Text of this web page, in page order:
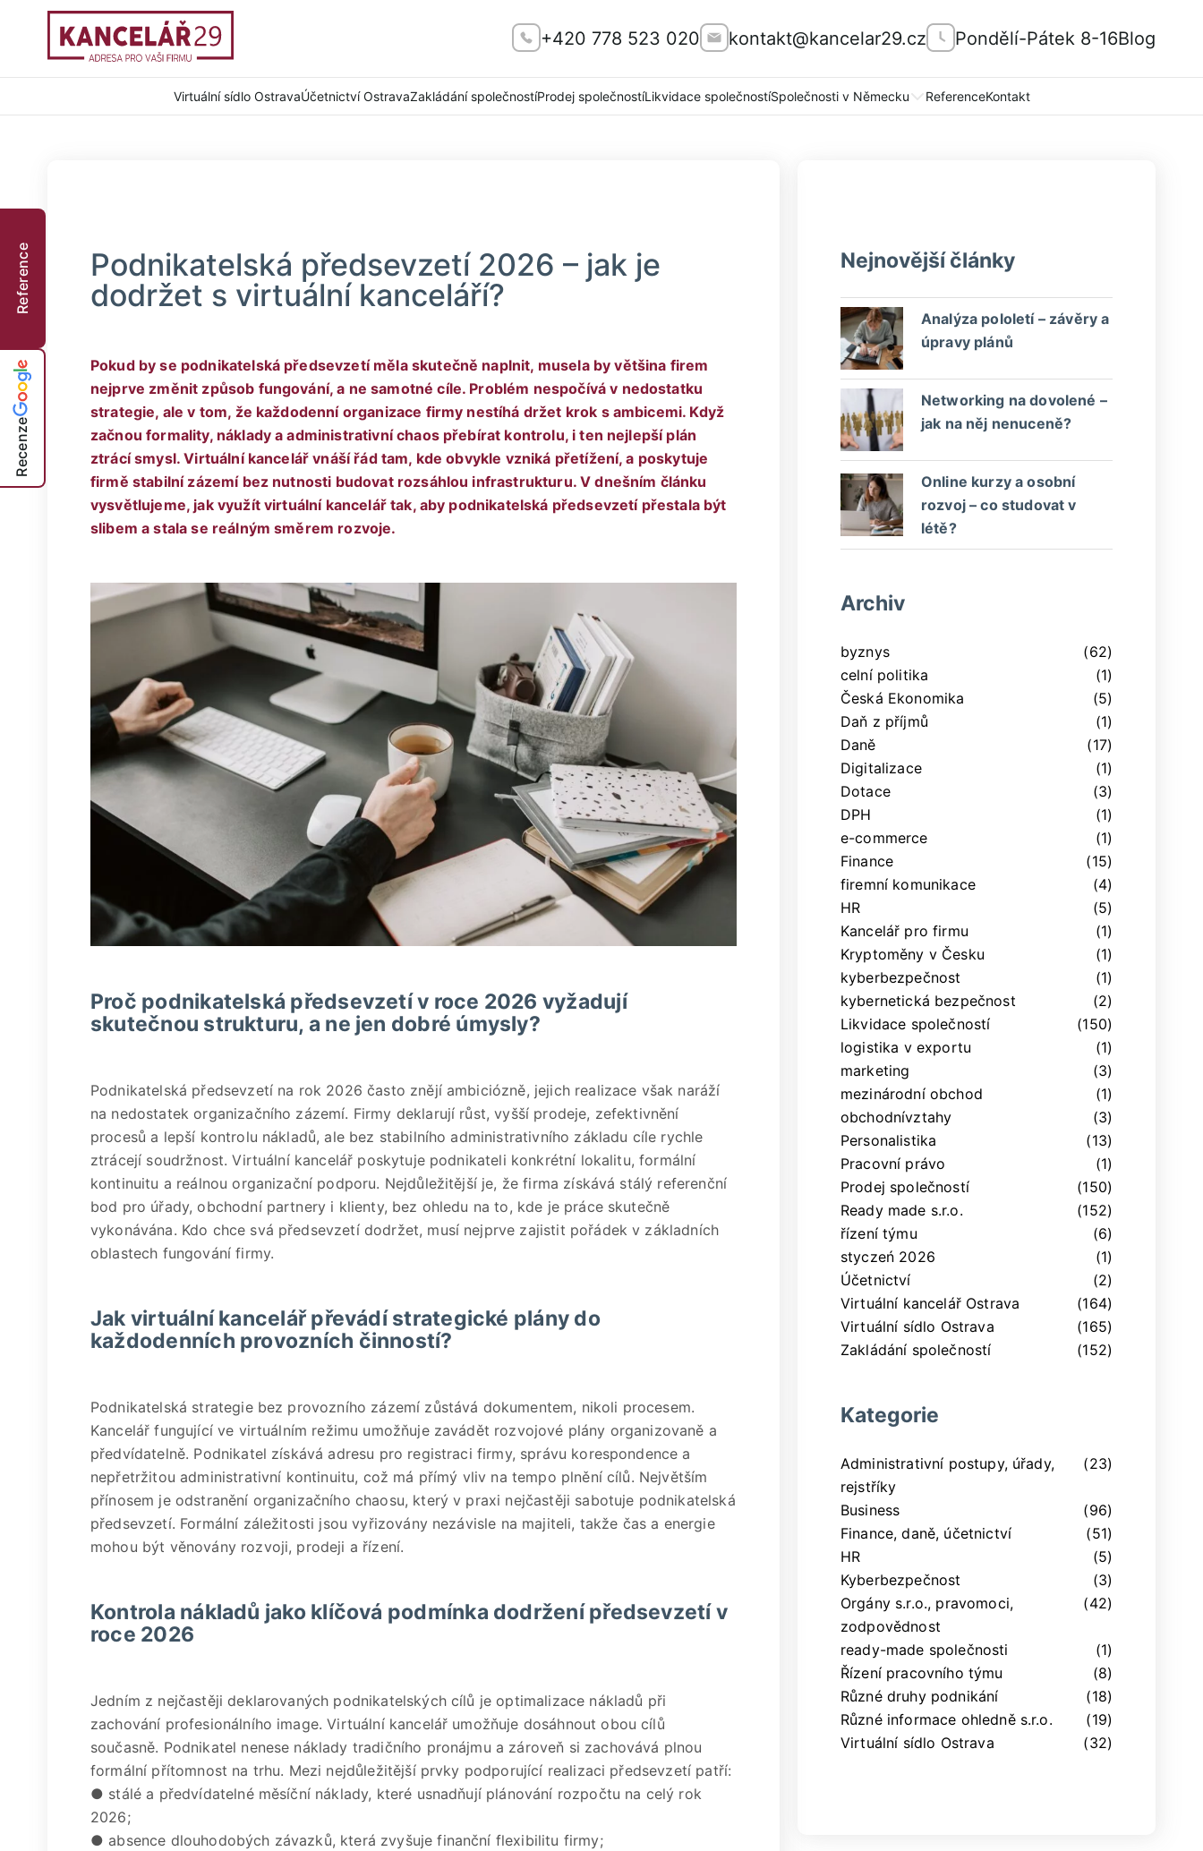
+420 778 523 020 kontakt@kancelar29.cz Pondělí-Pátek 8-16Blog
Virtuální sídlo OstravaÚčetnictví OstravaZakládání společnostíProdej společnostíLikvidace společnostíSpolečnosti v Německu ReferenceKontakt
Reference
Recenze
Podnikatelská předsevzetí 2026 – jak je
dodržet s virtuální kanceláří?
Pokud by se podnikatelská předsevzetí měla skutečně naplnit, musela by většina firem
nejprve změnit způsob fungování, a ne samotné cíle. Problém nespočívá v nedostatku
strategie, ale v tom, že každodenní organizace firmy nestíhá držet krok s ambicemi. Když
začnou formality, náklady a administrativní chaos přebírat kontrolu, i ten nejlepší plán
ztrácí smysl. Virtuální kancelář vnáší řád tam, kde obvykle vzniká přetížení, a poskytuje
firmě stabilní zázemí bez nutnosti budovat rozsáhlou infrastrukturu. V dnešním článku
vysvětlujeme, jak využít virtuální kancelář tak, aby podnikatelská předsevzetí přestala být
slibem a stala se reálným směrem rozvoje.
Proč podnikatelská předsevzetí v roce 2026 vyžadují
skutečnou strukturu, a ne jen dobré úmysly?
Podnikatelská předsevzetí na rok 2026 často znějí ambiciózně, jejich realizace však naráží
na nedostatek organizačního zázemí. Firmy deklarují růst, vyšší prodeje, zefektivnění
procesů a lepší kontrolu nákladů, ale bez stabilního administrativního základu cíle rychle
ztrácejí soudržnost. Virtuální kancelář poskytuje podnikateli konkrétní lokalitu, formální
kontinuitu a reálnou organizační podporu. Nejdůležitější je, že firma získává stálý referenční
bod pro úřady, obchodní partnery i klienty, bez ohledu na to, kde je práce skutečně
vykonávána. Kdo chce svá předsevzetí dodržet, musí nejprve zajistit pořádek v základních
oblastech fungování firmy.
Jak virtuální kancelář převádí strategické plány do
každodenních provozních činností?
Podnikatelská strategie bez provozního zázemí zůstává dokumentem, nikoli procesem.
Kancelář fungující ve virtuálním režimu umožňuje zavádět rozvojové plány organizovaně a
předvídatelně. Podnikatel získává adresu pro registraci firmy, správu korespondence a
nepřetržitou administrativní kontinuitu, což má přímý vliv na tempo plnění cílů. Největším
přínosem je odstranění organizačního chaosu, který v praxi nejčastěji sabotuje podnikatelská
předsevzetí. Formální záležitosti jsou vyřizovány nezávisle na majiteli, takže čas a energie
mohou být věnovány rozvoji, prodeji a řízení.
Kontrola nákladů jako klíčová podmínka dodržení předsevzetí v
roce 2026
Jedním z nejčastěji deklarovaných podnikatelských cílů je optimalizace nákladů při
zachování profesionálního image. Virtuální kancelář umožňuje dosáhnout obou cílů
současně. Podnikatel nenese náklady tradičního pronájmu a zároveň si zachovává plnou
formální přítomnost na trhu. Mezi nejdůležitější prvky podporující realizaci předsevzetí patří:
● stálé a předvídatelné měsíční náklady, které usnadňují plánování rozpočtu na celý rok
2026;
● absence dlouhodobých závazků, která zvyšuje finanční flexibilitu firmy;
Nejnovější články
Analýza pololetí – závěry a
úpravy plánů
Networking na dovolené –
jak na něj nenuceně?
Online kurzy a osobní
rozvoj – co studovat v
létě?
Archiv
byznys
(62)
celní politika
(1)
Česká Ekonomika
(5)
Daň z příjmů
(1)
Daně
(17)
Digitalizace
(1)
Dotace
(3)
DPH
(1)
e-commerce
(1)
Finance
(15)
firemní komunikace
(4)
HR
(5)
Kancelář pro firmu
(1)
Kryptoměny v Česku
(1)
kyberbezpečnost
(1)
kybernetická bezpečnost
(2)
Likvidace společností
(150)
logistika v exportu
(1)
marketing
(3)
mezinárodní obchod
(1)
obchodnívztahy
(3)
Personalistika
(13)
Pracovní právo
(1)
Prodej společností
(150)
Ready made s.r.o.
(152)
řízení týmu
(6)
styczeń 2026
(1)
Účetnictví
(2)
Virtuální kancelář Ostrava
(164)
Virtuální sídlo Ostrava
(165)
Zakládání společností
(152)
Kategorie
Administrativní postupy, úřady,
rejstříky
(23)
Business
(96)
Finance, daně, účetnictví
(51)
HR
(5)
Kyberbezpečnost
(3)
Orgány s.r.o., pravomoci,
zodpovědnost
(42)
ready-made společnosti
(1)
Řízení pracovního týmu
(8)
Různé druhy podnikání
(18)
Různé informace ohledně s.r.o.
(19)
Virtuální sídlo Ostrava
(32)